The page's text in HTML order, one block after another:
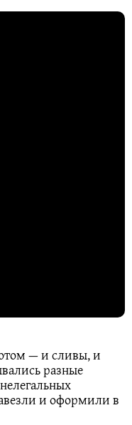
— и сливы, и
разные
и оформили в